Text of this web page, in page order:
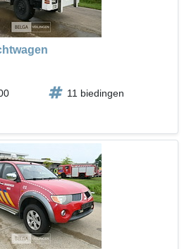
11 biedingen